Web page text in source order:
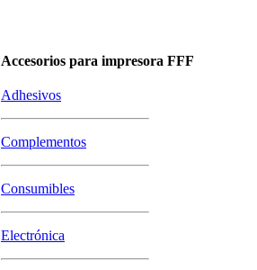
Accesorios para impresora FFF
Adhesivos
Complementos
Consumibles
Electrónica